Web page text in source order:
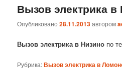
Вызов электрика в
Опубликовано28.11.2013автором
Вызов электрика в Низино по
Рубрика:Вызов электрика в